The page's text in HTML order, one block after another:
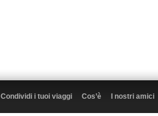
Condividi i tuoi viaggi Cos’è I nostri amici